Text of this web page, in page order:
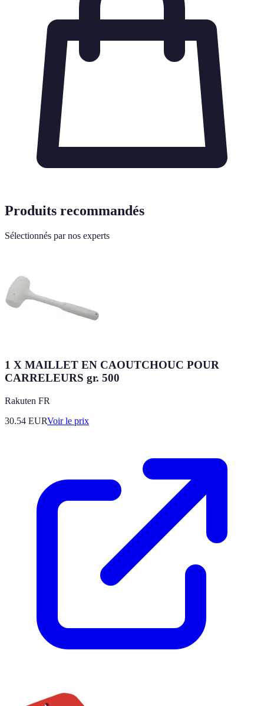
Produits recommandés
Sélectionnés par nos experts
1 X MAILLET EN CAOUTCHOUC POUR
CARRELEURS gr. 500
Rakuten FR
30.54 EURVoir le prix